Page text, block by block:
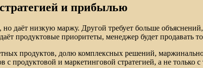
и прибылью
даёт низкую маржу. Другой требует больше
продуктовые приоритеты, менеджер будет продавать
продуктов, долю комплексных решений,
с продуктовой и маркетинговой стратегией, а не только